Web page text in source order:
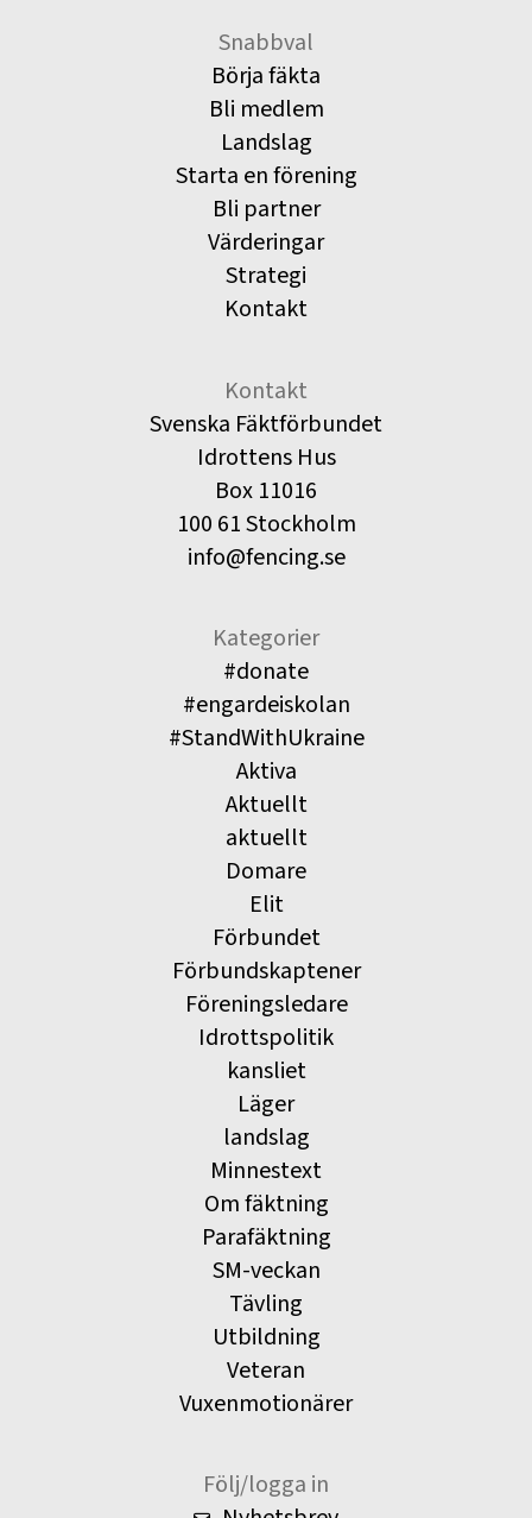
Snabbval
Börja fäkta
Bli medlem
Landslag
Starta en förening
Bli partner
Värderingar
Strategi
Kontakt
Kontakt
Svenska Fäktförbundet
Idrottens Hus
Box 11016
100 61 Stockholm
info@fencing.se
Kategorier
#donate
#engardeiskolan
#StandWithUkraine
Aktiva
Aktuellt
aktuellt
Domare
Elit
Förbundet
Förbundskaptener
Föreningsledare
Idrottspolitik
kansliet
Läger
landslag
Minnestext
Om fäktning
Parafäktning
SM-veckan
Tävling
Utbildning
Veteran
Vuxenmotionärer
Följ/logga in